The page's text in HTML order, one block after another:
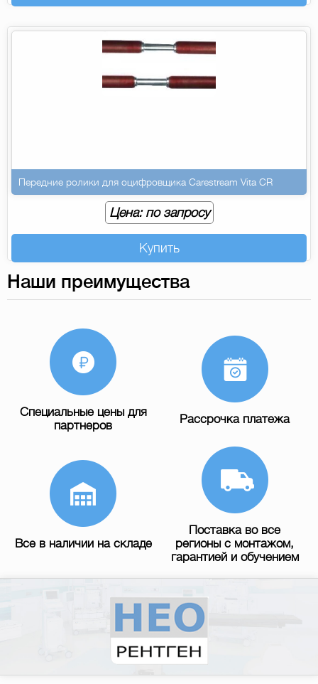
Передние ролики для оцифровщика Carestream Vita CR
Цена: по запросу
Купить
Наши преимущества
Специальные цены для
партнеров
Рассрочка платежа
Все в наличии на складе
Поставка во все
регионы с монтажом,
гарантией и обучением